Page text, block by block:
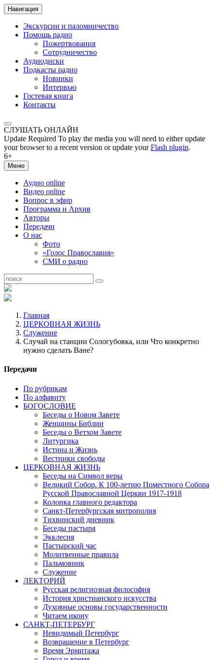
Навигация
Экскурсии и паломничество
Помощь радио
Пожертвования
Сотрудничество
Аудиодиски
Подкасты радио
Новинки
Интервью
Гостевая книга
Контакты
СЛУШАТЬ ОНЛАЙН
Update Required To play the media you will need to either update
your browser to a recent version or update yourFlash plugin.
6+
Меню
Аудио online
Видео online
Вопрос в эфир
Программа и Архив
Авторы
Передачи
О нас
Фото
«Голос Православия»
СМИ о радио
Главная
ЦЕРКОВНАЯ ЖИЗНЬ
Служение
Случай на станции Сологубовка, или Что конкретно
нужно сделать Ване?
Передачи
По рубрикам
По алфавиту
БОГОСЛОВИЕ
Беседы о Новом Завете
Женщины Библии
Беседы о Ветхом Завете
Литургика
Истина и Жизнь
Вестники свободы
ЦЕРКОВНАЯ ЖИЗНЬ
Беседы на Символ веры
Великий Собор. К 100-летию Поместного Собора
Русской Православной Церкви 1917-1918
Колонка главного редактора
Санкт-Петербургская митрополия
Тихвинский дневник
Беседы пастыря
Экклесия
Пастырский час
Молитвенные правила
Пальмовник
Служение
ЛЕКТОРИЙ
Русская религиозная философия
История христианского искусства
Духовные основы государственности
Читаем икону
САНКТ-ПЕТЕРБУРГ
Невидимый Петербург
Возвращение в Петербург
Время Эрмитажа